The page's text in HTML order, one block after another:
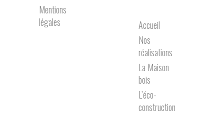
Mentions
légales
Accueil
Nos
réalisations
La Maison
bois
L’éco-
construction